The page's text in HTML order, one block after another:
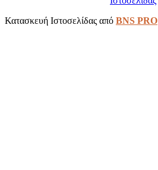
Κατασκευή Ιστοσελίδας από BNS PRO